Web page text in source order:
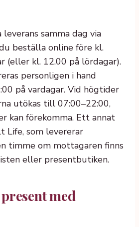
samma dag via
beställa online före kl.
(eller kl. 12.00 på lördagar).
personligen i hand
på vardagar. Vid högtider
utökas till 07:00–22:00,
kan förekomma. Ett annat
Life, som levererar
timme om mottagaren finns
eller presentbutiken.
med